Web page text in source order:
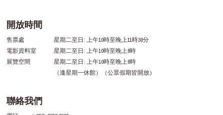
開放時間
售票處
星期二至日: 上午10時至晚上11時30分
電影資料室
星期二至日: 上午10時至晚上8時
展覽空間
星期二至日: 上午10時至晚上8時
（逢星期一休館）（公眾假期皆開放）
聯絡我們